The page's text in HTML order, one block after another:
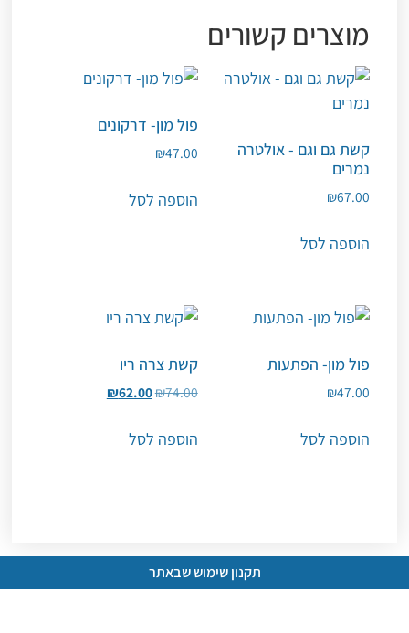
מוצרים קשורים
קשת גם וגם - אולטרה
נמרים
₪67.00
הוספה לסל
פול מון- דרקונים
₪47.00
הוספה לסל
פול מון- הפתעות
₪47.00
הוספה לסל
קשת צרה ריו
₪74.00
₪62.00
הוספה לסל
תקנון שימוש שבאתר